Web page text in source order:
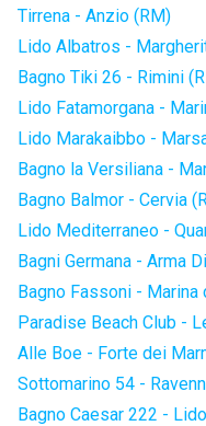
Tirrena - Anzio (RM)
Lido Albatros -
Bagno Tiki 26 - Rimini
Lido Fatamorgana -
Lido Marakaibbo -
Bagno la Versiliana -
Bagno Balmor - Cervia
Lido Mediterraneo -
Bagni Germana - Arma
Bagno Fassoni -
Paradise Beach Club -
Alle Boe - Forte dei
Sottomarino 54 -
Bagno Caesar 222 -